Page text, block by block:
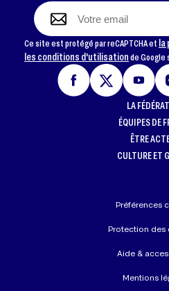
Ce site est protégé par reCAPTCHA et la
les conditions d'utilisationde Google
LA
ÉQUIPES DE
ÊTRE
CULTURE ET
Préférences
Protection des
Aide &
Mentions